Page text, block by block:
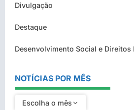
Divulgação
Destaque
Desenvolvimento Social e Direitos
NOTÍCIAS POR MÊS
Escolha o mês